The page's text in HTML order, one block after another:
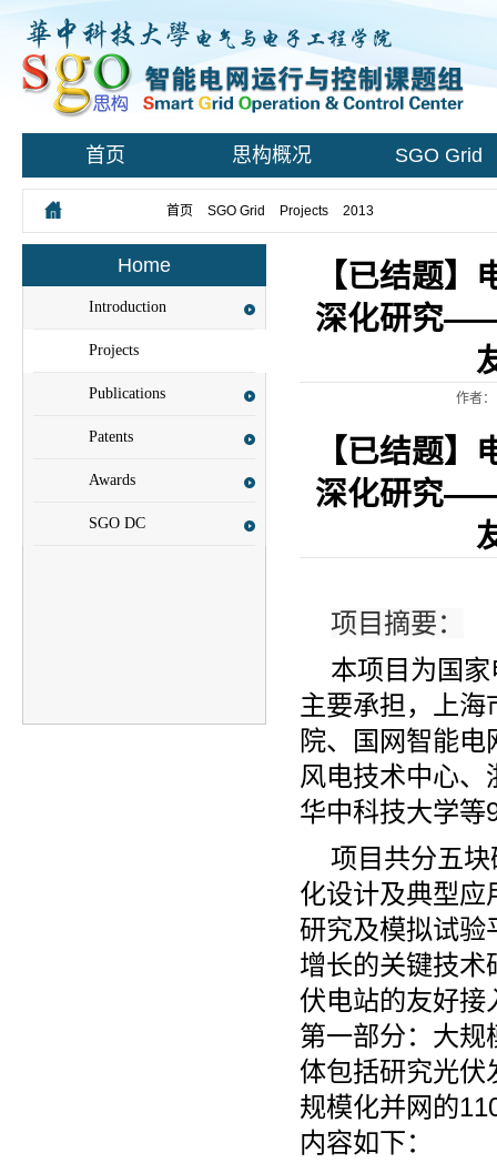
首页 思构概况 SGO Grid
首页 SGO Grid Projects 2013
Home
Introduction
Projects
Publications
Patents
Awards
SGO DC
【已结题
深化研究
作者
【已结题
深化研究
项目摘要：
本项目为国
主要承担，上
院、国网智能
风电技术中心
华中科技大学等
项目共分五
化设计及典型应
研究及模拟试验
增长的关键技术
伏电站的友好接
第一部分：大规
体包括研究光伏
规模化并网的
内容如下：